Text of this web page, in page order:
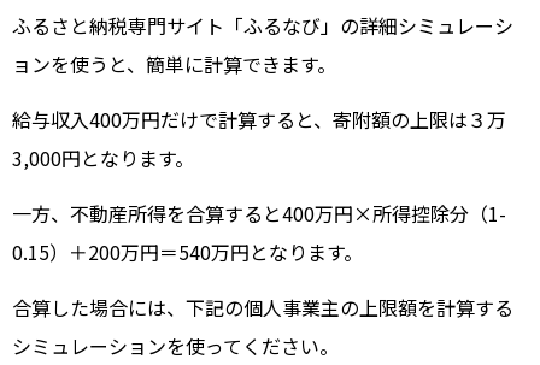
ふるさと納税専門サイト「ふるなび」の詳細シミュレーシ
ョンを使うと、簡単に計算できます。
給与収入400万円だけで計算すると、寄附額の上限は３万
3,000円となります。
一方、不動産所得を合算すると400万円×所得控除分（1-
0.15）＋200万円＝540万円となります。
合算した場合には、下記の個人事業主の上限額を計算する
シミュレーションを使ってください。